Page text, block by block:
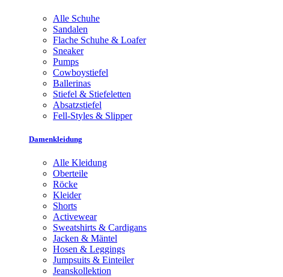
Alle Schuhe
Sandalen
Flache Schuhe & Loafer
Sneaker
Pumps
Cowboystiefel
Ballerinas
Stiefel & Stiefeletten
Absatzstiefel
Fell-Styles & Slipper
Damenkleidung
Alle Kleidung
Oberteile
Röcke
Kleider
Shorts
Activewear
Sweatshirts & Cardigans
Jacken & Mäntel
Hosen & Leggings
Jumpsuits & Einteiler
Jeanskollektion